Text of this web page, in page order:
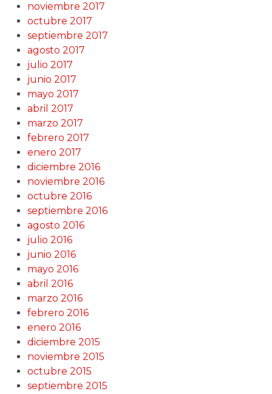
noviembre 2017
octubre 2017
septiembre 2017
agosto 2017
julio 2017
junio 2017
mayo 2017
abril 2017
marzo 2017
febrero 2017
enero 2017
diciembre 2016
noviembre 2016
octubre 2016
septiembre 2016
agosto 2016
julio 2016
junio 2016
mayo 2016
abril 2016
marzo 2016
febrero 2016
enero 2016
diciembre 2015
noviembre 2015
octubre 2015
septiembre 2015